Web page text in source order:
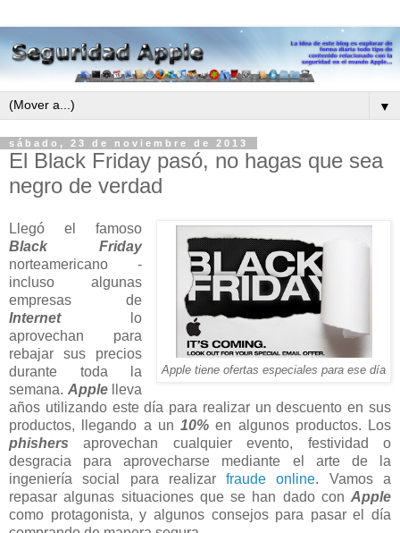
▼
sábado, 23 de noviembre de 2013
El Black Friday pasó, no hagas que sea
negro de verdad
Apple tiene ofertas especiales para ese día
Llegó el famoso
Black Friday
norteamericano -
incluso algunas
empresas de
Internetlo
aprovechan para
rebajar sus precios
durante toda la
semana. Applelleva
años utilizando este día para realizar un descuento en sus
productos, llegando a un 10% en algunos productos. Los
phishers aprovechan cualquier evento, festividad o
desgracia para aprovecharse mediante el arte de la
ingeniería social para realizarfraude online. Vamos a
repasar algunas situaciones que se han dado con Apple
como protagonista, y algunos consejos para pasar el día